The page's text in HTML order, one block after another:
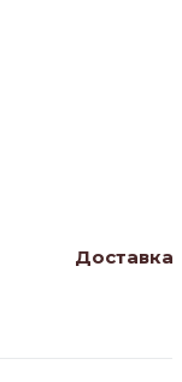
Доставка